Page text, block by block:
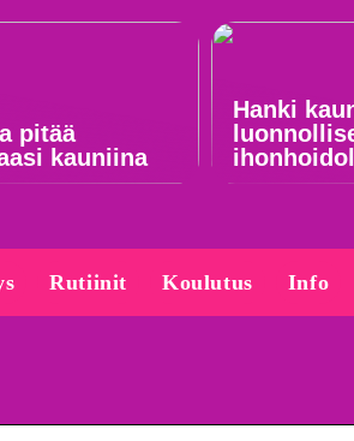
pitää
kauniina
Hanki
Rutiinit Koulutus Info